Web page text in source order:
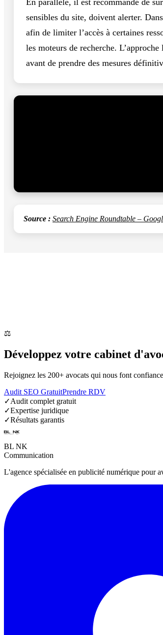
En parallèle, il est recommandé de
sensibles du site, doivent alerter.
afin de limiter l’accès à certaines
les moteurs de recherche.
avant de prendre des mesures
Source : Search Engine Roundtable –
⚖️
Développez votre cabinet
Rejoignez les 200+ avocats qui nous font
Audit SEO GratuitPrendre RDV
✓Audit complet gratuit
✓Expertise juridique
✓Résultats garantis
BL NK
Communication
L'agence spécialisée en publicité numérique pour